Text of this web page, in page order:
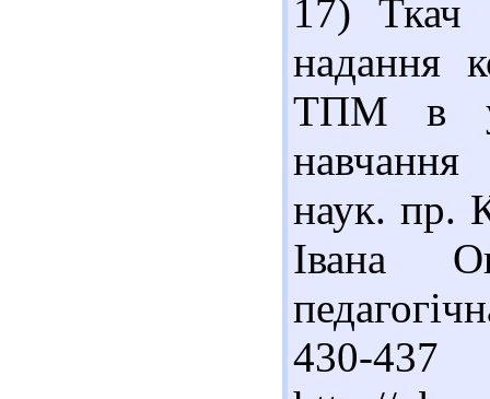
17) Ткач
надання
ТПМ в
наук. пр.
Івана
430-